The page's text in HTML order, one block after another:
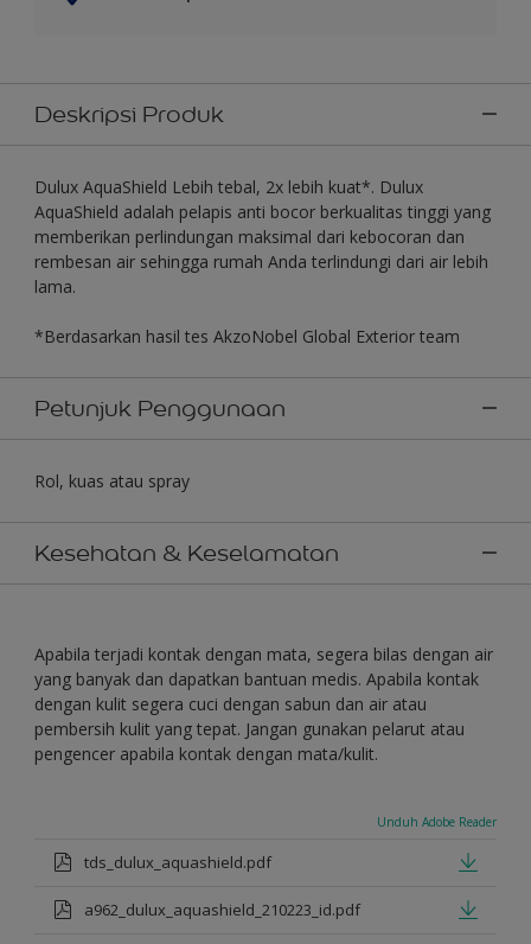
Deskripsi Produk
Dulux AquaShield Lebih tebal, 2x lebih kuat*. Dulux
AquaShield adalah pelapis anti bocor berkualitas tinggi yang
memberikan perlindungan maksimal dari kebocoran dan
rembesan air sehingga rumah Anda terlindungi dari air lebih
lama.
*Berdasarkan hasil tes AkzoNobel Global Exterior team
Petunjuk Penggunaan
Rol, kuas atau spray
Kesehatan & Keselamatan
Apabila terjadi kontak dengan mata, segera bilas dengan air
yang banyak dan dapatkan bantuan medis. Apabila kontak
dengan kulit segera cuci dengan sabun dan air atau
pembersih kulit yang tepat. Jangan gunakan pelarut atau
pengencer apabila kontak dengan mata/kulit.
Unduh Adobe Reader
tds_dulux_aquashield.pdf
a962_dulux_aquashield_210223_id.pdf